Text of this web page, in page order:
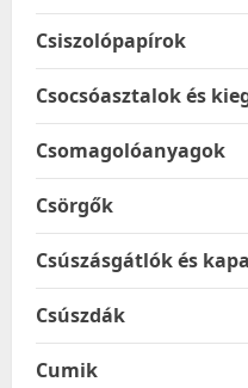
Csiszolópapírok
Csocsóasztalok és
Csomagolóanyagok
Csörgők
Csúszásgátlók és
Csúszdák
Cumik